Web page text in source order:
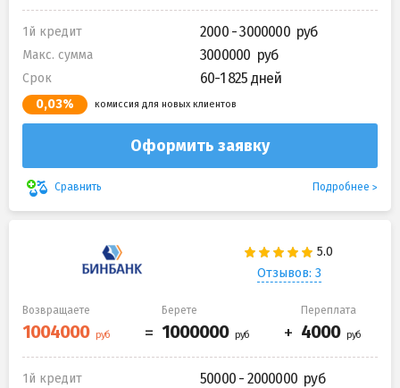
1й кредит 2000 - 3000000
Макс. сумма 3000000
Срок 60-1 825 дней
0,03% комиссия для новых клиентов
Оформить заявку
Сравнить Подробнее
Отзывов: 3
Возвращаете Берете Переплата
1й кредит 50000 - 2000000